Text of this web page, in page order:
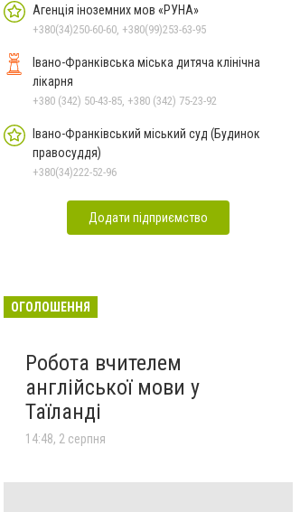
Агенція іноземних мов «РУНА»
+380(34)250-60-60, +380(99)253-63-95
Івано-Франківська міська дитяча клінічна
лікарня
+380 (342) 50-43-85, +380 (342) 75-23-92
Івано-Франківський міський суд (Будинок
правосуддя)
+380(34)222-52-96
Додати підприємство
ОГОЛОШЕННЯ
Робота вчителем
англійської мови у
Таїланді
14:48, 2 серпня